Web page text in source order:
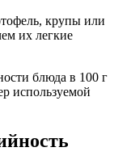
крупы или
их легкие
блюда в 100 г
используемой